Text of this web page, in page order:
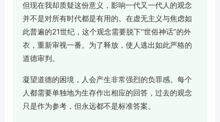
但现在我却质疑这份意义，影响一代又一代人的观念
并不是对所有时代都是有用的。在虚无主义与焦虑如
此普遍的21世纪，这个观念需要脱下“世俗神话”的外
衣，重新审视一番。为了释放，使人逃出如此严格的
道德审判。
凝望道德的困境，人会产生非常强烈的负罪感。每个
人都需要单独地为生存作出相应的回答，过去的观念
只是作为参考，但永远都不是标准答案。